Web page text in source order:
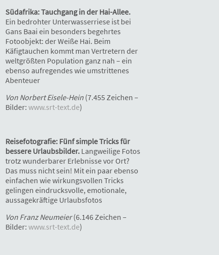
Südafrika: Tauchgang in der Hai-Allee.
Ein bedrohter Unterwasserriese ist bei
Gans Baai ein besonders begehrtes
Fotoobjekt: der Weiße Hai. Beim
Käfigtauchen kommt man Vertretern der
weltgrößten Population ganz nah – ein
ebenso aufregendes wie umstrittenes
Abenteuer
Von Norbert Eisele-Hein (7.455 Zeichen –
Bilder: www.srt-text.de)
Reisefotografie: Fünf simple Tricks für
bessere Urlaubsbilder. Langweilige Fotos
trotz wunderbarer Erlebnisse vor Ort?
Das muss nicht sein! Mit ein paar ebenso
einfachen wie wirkungsvollen Tricks
gelingen eindrucksvolle, emotionale,
aussagekräftige Urlaubsfotos
Von Franz Neumeier(6.146 Zeichen –
Bilder: www.srt-text.de)